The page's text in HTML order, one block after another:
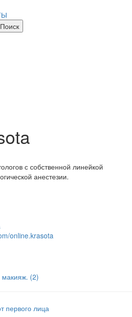
с собственной линейкой
анестезии.
online.krasota
(2)